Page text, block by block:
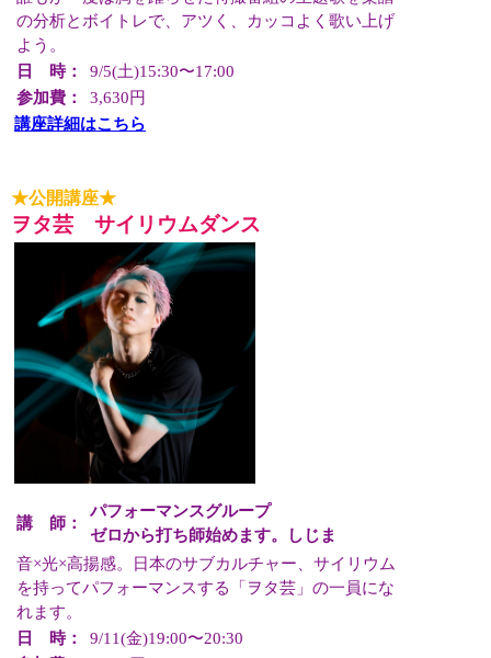
の分析とボイトレで、アツく、カッコよく歌い上げ
よう。
日 時：
9/5(土)15:30〜17:00
参加費：
3,630円
講座詳細はこちら
★公開講座★
ヲタ芸 サイリウムダンス
講 師：
パフォーマンスグループ
ゼロから打ち師始めます。しじま
音×光×高揚感。日本のサブカルチャー、サイリウム
を持ってパフォーマンスする「ヲタ芸」の一員にな
れます。
日 時：
9/11(金)19:00〜20:30